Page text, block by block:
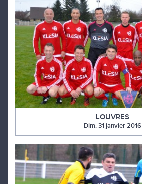
LOUVRES
Dim. 31 janvier 2016